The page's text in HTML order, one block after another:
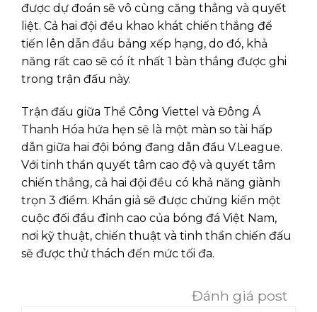
được dự đoán sẽ vô cùng căng thẳng và quyết
liệt. Cả hai đội đều khao khát chiến thắng để
tiến lên dẫn đầu bảng xếp hạng, do đó, khả
năng rất cao sẽ có ít nhất 1 bàn thắng được ghi
trong trận đấu này.
Trận đấu giữa Thể Công Viettel và Đông Á
Thanh Hóa hứa hẹn sẽ là một màn so tài hấp
dẫn giữa hai đội bóng đang dẫn đầu V.League.
Với tinh thần quyết tâm cao độ và quyết tâm
chiến thắng, cả hai đội đều có khả năng giành
trọn 3 điểm. Khán giả sẽ được chứng kiến một
cuộc đối đầu đỉnh cao của bóng đá Việt Nam,
nơi kỹ thuật, chiến thuật và tinh thần chiến đấu
sẽ được thử thách đến mức tối đa.
Đánh giá post